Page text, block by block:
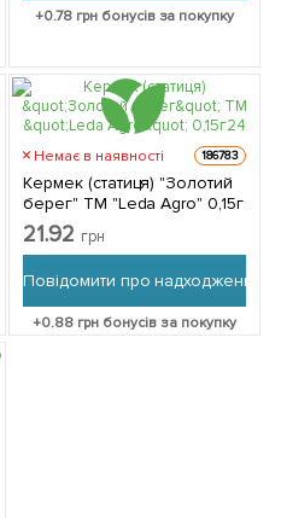
+0.78грн бонусів за покупку
Немає в наявності 186783
Кермек (статиця) "Золотий
берег" ТМ "Leda Agro" 0,15г
21.92 грн
Повідомити про надходження
+0.88 грн бонусів за покупку